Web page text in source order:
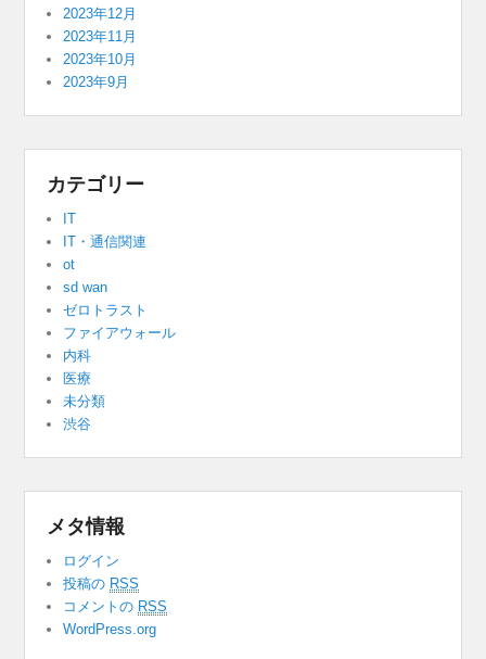
2023年12月
2023年11月
2023年10月
2023年9月
カテゴリー
IT
IT・通信関連
ot
sd wan
ゼロトラスト
ファイアウォール
内科
医療
未分類
渋谷
メタ情報
ログイン
投稿の RSS
コメントの RSS
WordPress.org